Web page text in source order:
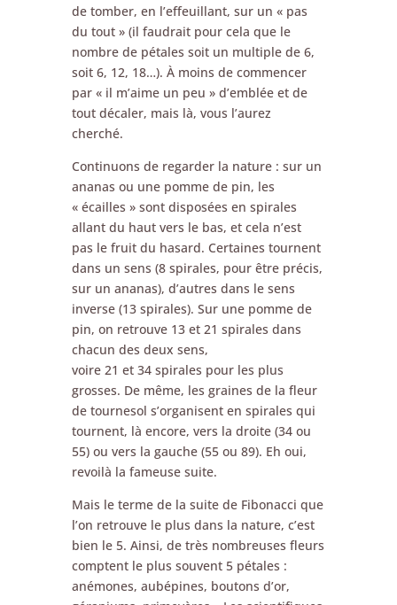
de tomber, en l’effeuillant, sur un « pas
du tout » (il faudrait pour cela que le
nombre de pétales soit un multiple de 6,
soit 6, 12, 18…). À moins de commencer
par « il m’aime un peu » d’emblée et de
tout décaler, mais là, vous l’aurez
cherché.
Continuons de regarder la nature : sur un
ananas ou une pomme de pin, les
« écailles » sont disposées en spirales
allant du haut vers le bas, et cela n’est
pas le fruit du hasard. Certaines tournent
dans un sens (8 spirales, pour être précis,
sur un ananas), d’autres dans le sens
inverse (13 spirales). Sur une pomme de
pin, on retrouve 13 et 21 spirales dans
chacun des deux sens,
voire 21 et 34 spirales pour les plus
grosses. De même, les graines de la fleur
de tournesol s’organisent en spirales qui
tournent, là encore, vers la droite (34 ou
55) ou vers la gauche (55 ou 89). Eh oui,
revoilà la fameuse suite.
Mais le terme de la suite de Fibonacci que
l’on retrouve le plus dans la nature, c’est
bien le 5. Ainsi, de très nombreuses fleurs
comptent le plus souvent 5 pétales :
anémones, aubépines, boutons d’or,